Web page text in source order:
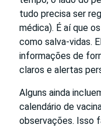
tudo precisa ser
médica). É aí que
como salva-vidas.
informações de
claros e alertas
Alguns ainda
calendário de
observações. Isso